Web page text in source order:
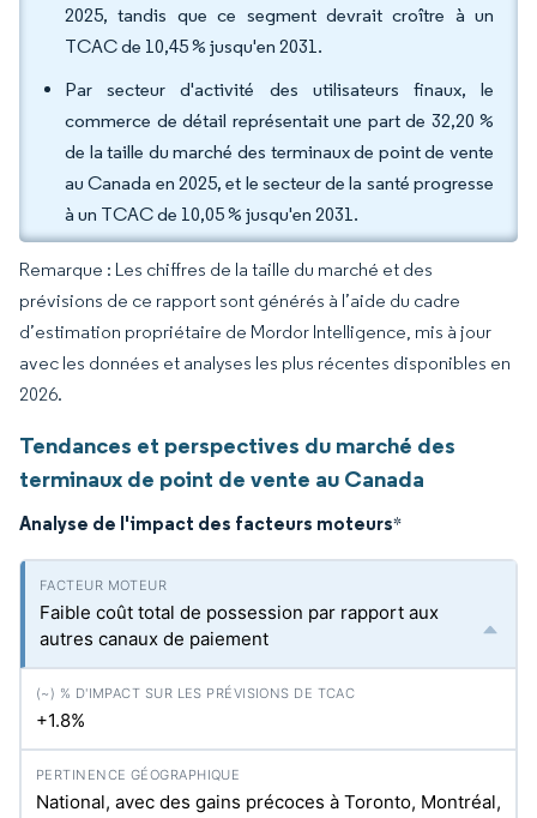
2025, tandis que ce segment devrait croître à un
TCAC de 10,45 % jusqu'en 2031.
Par secteur d'activité des utilisateurs finaux, le
commerce de détail représentait une part de 32,20 %
de la taille du marché des terminaux de point de vente
au Canada en 2025, et le secteur de la santé progresse
à un TCAC de 10,05 % jusqu'en 2031.
Remarque : Les chiffres de la taille du marché et des
prévisions de ce rapport sont générés à l’aide du cadre
d’estimation propriétaire de Mordor Intelligence, mis à jour
avec les données et analyses les plus récentes disponibles en
2026.
Tendances et perspectives du marché des
terminaux de point de vente au Canada
Analyse de l'impact des facteurs moteurs*
Faible coût total de possession par rapport aux
autres canaux de paiement
+1.8%
National, avec des gains précoces à Toronto, Montréal,